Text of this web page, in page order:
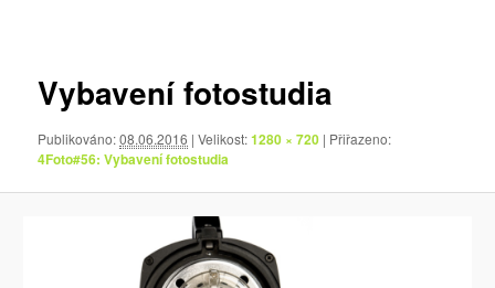
Vybavení fotostudia
Publikováno:08.06.2016 | Velikost:1280 × 720 | Přiřazeno:
4Foto#56: Vybavení fotostudia